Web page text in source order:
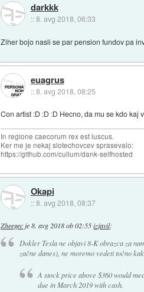
darkkk
::8. avg 2018, 06:33
Ziher bojo nasli se par pension fundov pa
euagrus
::8. avg 2018, 08:25
Con artist :D :D :D Hecno, da mu se kdo kaj
In regione caecorum rex est luscus.
Ker me je nekaj slotechovcev sprasevalo:
https://github.com/cullum/dank-selfhosted
Okapi
::8. avg 2018, 08:37
Zheegec je8. avg 2018 ob 02:55 izjavil:
Dokler Tesla ne objavi 8-K obrazca za
začne danes), ne moremo vedeti točno
A stock price above $360 would
due in March 2019 with cash.